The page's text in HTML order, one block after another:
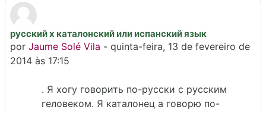
русский x каталонский или испанский язык
por Jaume Solé Vila - quinta-feira, 13 de fevereiro de
2014 às 17:15
Número de respostas: 0
. Я хогу говорить по-русски с русским
геловеком. Я каталонец а говорю по-